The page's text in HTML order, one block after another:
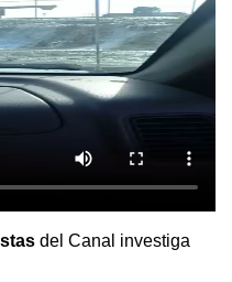
del Canal investiga